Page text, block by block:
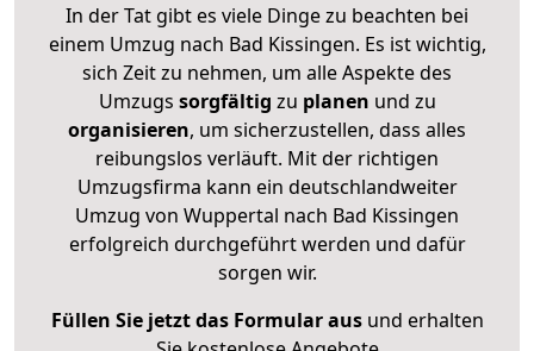
In der Tat gibt es viele Dinge zu beachten bei
einem Umzug nach Bad Kissingen. Es ist wichtig,
sich Zeit zu nehmen, um alle Aspekte des
Umzugs sorgfältig zu planen und zu
organisieren, um sicherzustellen, dass alles
reibungslos verläuft. Mit der richtigen
Umzugsfirma kann ein deutschlandweiter
Umzug von Wuppertal nach Bad Kissingen
erfolgreich durchgeführt werden und dafür
sorgen wir.
Füllen Sie jetzt das Formular ausund erhalten